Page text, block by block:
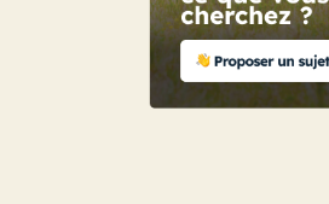
Administratif
Aides